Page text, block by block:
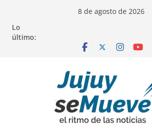
contenido
8 de agosto de 2026
Lo
último: